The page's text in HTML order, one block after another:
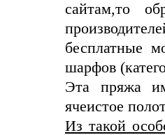
сайтам,то
бесплатные
шарфов
Эта пряжа
ячеистое
Из такой